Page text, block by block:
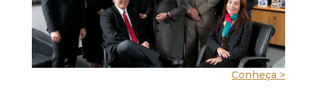
Conheça >